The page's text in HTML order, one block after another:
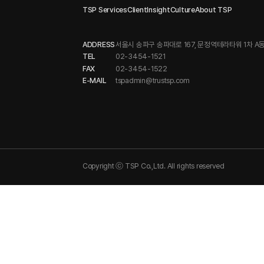
TSP ServicesClientInsightCultureAbout TSP
ADDRESS서울시 송파구 송파대로 167, 문정역테라타워 1차
TEL
02-3454-1521
FAX
02-3454-1522
E-MAIL
tspadmin@trustsp.com
Copyright ⓒ TSP Co.,Ltd. All rights reserved